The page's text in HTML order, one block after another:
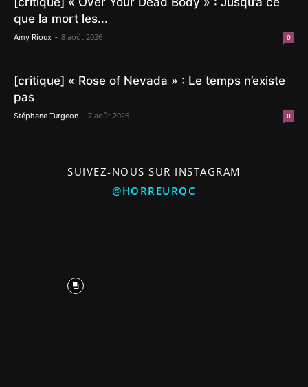
que la mort les...
Amy Rioux - 8 août 2026 0
[critique] « Rose of Nevada » : Le temps n’existe
pas
Stéphane Turgeon - 7 août 2026 0
SUIVEZ-NOUS SUR INSTAGRAM
@HORREURQC